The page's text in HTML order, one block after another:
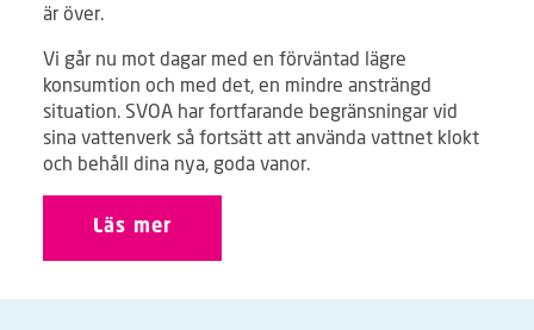
är över.
Vi går nu mot dagar med en förväntad lägre
konsumtion och med det, en mindre ansträngd
situation. SVOA har fortfarande begränsningar vid
sina vattenverk så fortsätt att använda vattnet klokt
och behåll dina nya, goda vanor.
Läs mer